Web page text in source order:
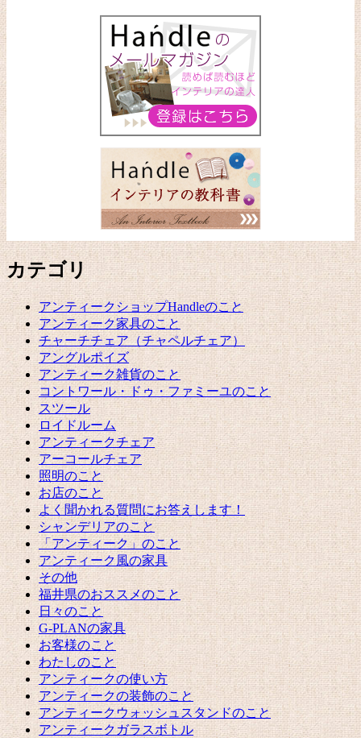
カテゴリ
アンティークショップHandleのこと
アンティーク家具のこと
チャーチチェア（チャペルチェア）
アングルポイズ
アンティーク雑貨のこと
コントワール・ドゥ・ファミーユのこと
スツール
ロイドルーム
アンティークチェア
アーコールチェア
照明のこと
お店のこと
よく聞かれる質問にお答えします！
シャンデリアのこと
「アンティーク」のこと
アンティーク風の家具
その他
福井県のおススメのこと
日々のこと
G-PLANの家具
お客様のこと
わたしのこと
アンティークの使い方
アンティークの装飾のこと
アンティークウォッシュスタンドのこと
アンティークガラスボトル